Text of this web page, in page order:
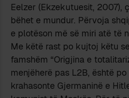
Eelzer (Ekzekutuesit, 2007),
bëhet e mundur. Përvoja
e plotëson më së miri atë të
Me këtë rast po kujtoj këtu
famshëm “Origjina e
menjëherë pas L2B, është
krahasonte Gjermaninë e